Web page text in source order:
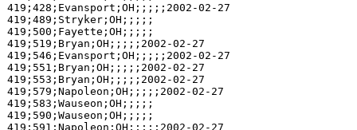
419;428;Evansport;OH;;;;;2002-02-27
419;489;Stryker;OH;;;;;
419;500;Fayette;OH;;;;;
419;519;Bryan;OH;;;;;2002-02-27
419;546;Evansport;OH;;;;;2002-02-27
419;551;Bryan;OH;;;;;2002-02-27
419;553;Bryan;OH;;;;;2002-02-27
419;579;Napoleon;OH;;;;;2002-02-27
419;583;Wauseon;OH;;;;;
419;590;Wauseon;OH;;;;;
419;591;Napoleon;OH;;;;;2002-02-27